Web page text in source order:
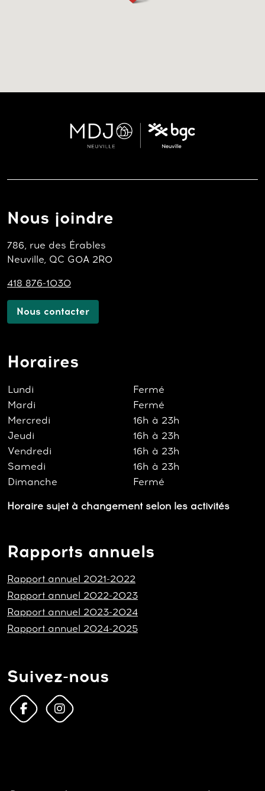
Nous joindre
786, rue des Érables
Neuville, QC G0A 2R0
418 876-1030
Nous contacter
Horaires
Lundi
Fermé
Mardi
Fermé
Mercredi
16h à 23h
Jeudi
16h à 23h
Vendredi
16h à 23h
Samedi
16h à 23h
Dimanche
Fermé
Horaire sujet à changement selon les activités
Rapports annuels
Rapport annuel 2021-2022
Rapport annuel 2022-2023
Rapport annuel 2023-2024
Rapport annuel 2024-2025
Suivez-nous